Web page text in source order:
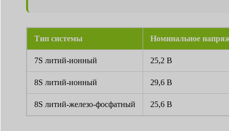
Тип системы Номинальное
7S литий-ионный 25,2 В
8S литий-ионный 29,6 В
8S литий-железо-фосфатный 25,6 В